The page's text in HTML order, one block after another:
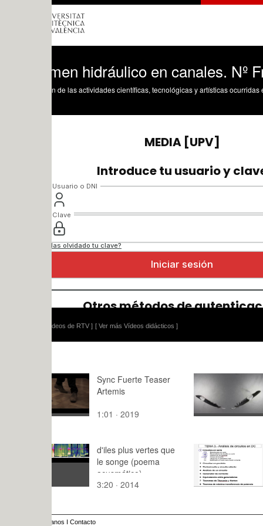
hidráulico en canales. Nº Froude
de las actividades científicas, tecnológicas y artísticas ocurridas en los tres
[ Ver más Vídeos didácticos ]
Sync Fuerte Teaser
Artemis
1:01 · 2019
plumas
0:01 · 2016
d'iles plus vertes que
le songe (poema
3:20 · 2014
Teoría de
Lección 3.
Divisor de
ejemplo 2
4:12 · 2020